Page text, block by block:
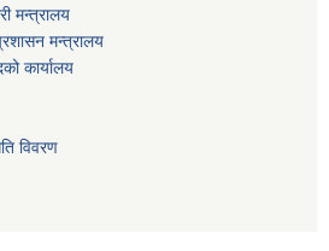
मन्त्रालय
मन्त्रालय
कार्यालय
विवरण